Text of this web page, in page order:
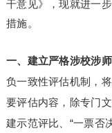
干意见》，现就进一
措施。
一、建立严格涉校涉
负一致性评估机制，
要评估内容，除专门
建示范评比、“一票否